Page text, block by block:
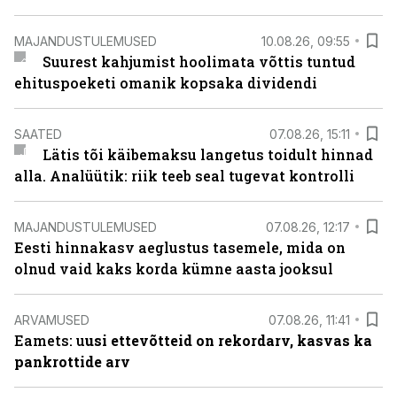
MAJANDUSTULEMUSED 10.08.26, 09:55
Suurest kahjumist hoolimata võttis tuntud
ehituspoeketi omanik kopsaka dividendi
SAATED 07.08.26, 15:11
Lätis tõi käibemaksu langetus toidult hinnad
alla. Analüütik: riik teeb seal tugevat kontrolli
MAJANDUSTULEMUSED 07.08.26, 12:17
Eesti hinnakasv aeglustus tasemele, mida on
olnud vaid kaks korda kümne aasta jooksul
ARVAMUSED 07.08.26, 11:41
Eamets: uusi ettevõtteid on rekordarv, kasvas ka
pankrottide arv